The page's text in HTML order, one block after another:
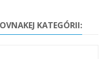
KATEGÓRII: